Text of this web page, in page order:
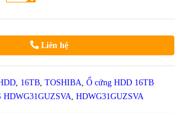
Liên hệ
, 16TB, TOSHIBA, Ổ cứng HDD 16TB
HDWG31GUZSVA, HDWG31GUZSVA